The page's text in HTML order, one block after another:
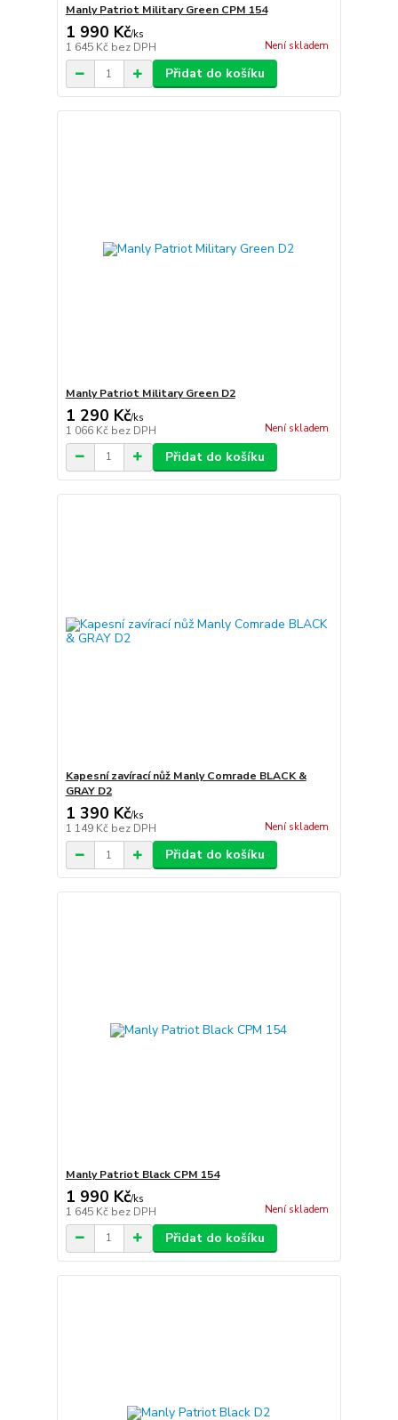
Manly Patriot Military Green CPM 154
1 990 Kč/ks
1 645 Kč bez DPH Není skladem
Přidat do košíku
Manly Patriot Military Green D2
1 290 Kč/ks
1 066 Kč bez DPH Není skladem
Přidat do košíku
Kapesní zavírací nůž Manly Comrade BLACK &
GRAY D2
1 390 Kč/ks
1 149 Kč bez DPH Není skladem
Přidat do košíku
Manly Patriot Black CPM 154
1 990 Kč/ks
1 645 Kč bez DPH Není skladem
Přidat do košíku